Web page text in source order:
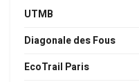
UTMB
Diagonale des Fous
EcoTrail Paris